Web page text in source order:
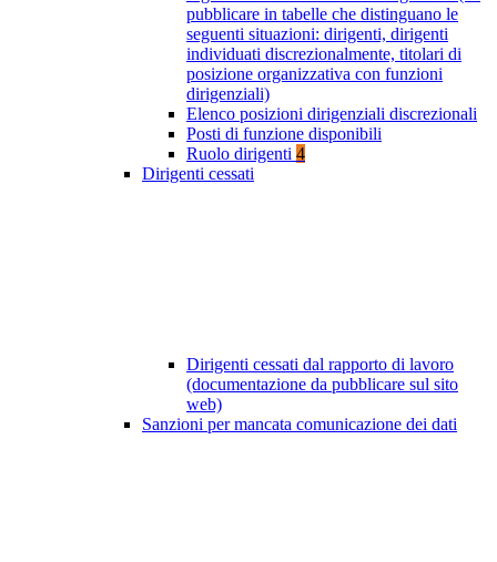
pubblicare in tabelle che distinguano le
seguenti situazioni: dirigenti, dirigenti
individuati discrezionalmente, titolari di
posizione organizzativa con funzioni
dirigenziali)
Elenco posizioni dirigenziali discrezionali
Posti di funzione disponibili
Ruolo dirigenti 4
Dirigenti cessati
Dirigenti cessati dal rapporto di lavoro
(documentazione da pubblicare sul sito
web)
Sanzioni per mancata comunicazione dei dati